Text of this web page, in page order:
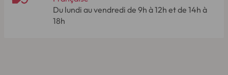
Du lundi au vendredi de 9h à 12h et de 14h à
18h